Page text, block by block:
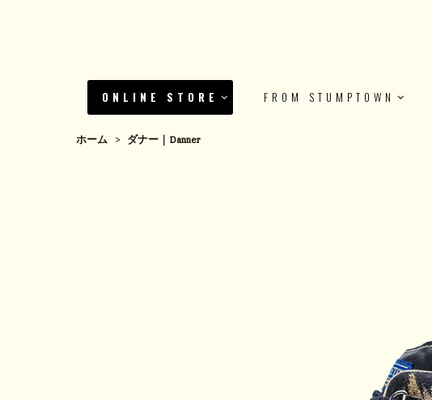
ONLINE STORE FROM STUMPTOWN
ホーム > ダナー｜Danner